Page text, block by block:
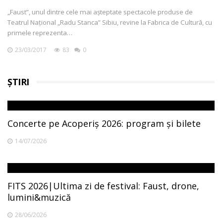
„Faust”, unul dintre cele mai așteptate spectacole produse de
Teatrul Național „Radu Stanca” Sibiu, revine la Fabrica de Cultură, cu
primele reprezenta…
23/03/2017 83 0
ȘTIRI
Concerte pe Acoperiș 2026: program și bilete
14/07/2026
FITS 2026|Ultima zi de festival: Faust, drone,
lumini&muzică
28/06/2026